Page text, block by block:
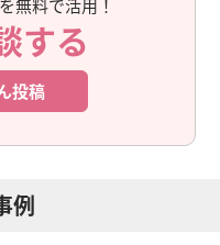
する
投稿
例